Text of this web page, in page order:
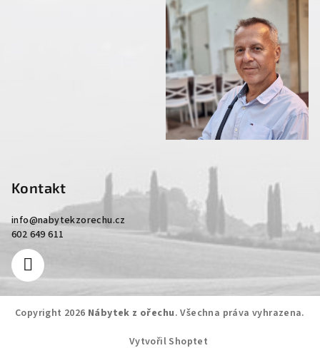
Kontakt
info@nabytekzorechu.cz
602 649 611
Copyright 2026 Nábytek z ořechu. Všechna práva vyhrazena.
Vytvořil Shoptet